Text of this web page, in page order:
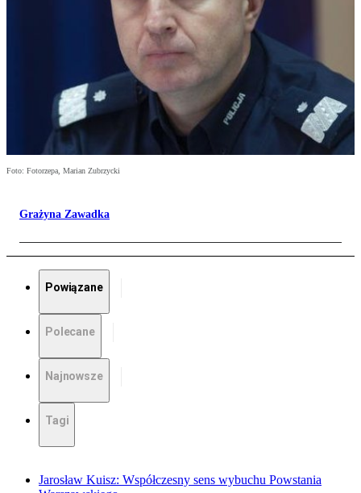
Foto: Fotorzepa, Marian Zubrzycki
Grażyna Zawadka
Powiązane
Polecane
Najnowsze
Tagi
Jarosław Kuisz: Współczesny sens wybuchu Powstania